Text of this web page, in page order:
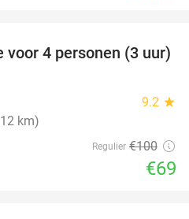
31%
4 personen (3 uur)
9.2 star
km)
Regulier €100
€69